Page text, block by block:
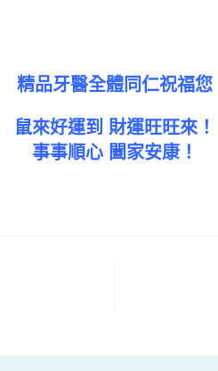
精品牙醫全體同仁祝福您
鼠來好運到 財運旺旺來！
事事順心 闔家安康！